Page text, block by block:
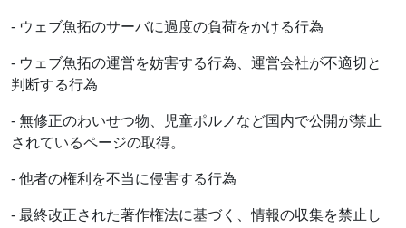
- ウェブ魚拓のサーバに過度の負荷をかける行為
- ウェブ魚拓の運営を妨害する行為、運営会社が不適切と
判断する行為
- 無修正のわいせつ物、児童ポルノなど国内で公開が禁止
されているページの取得。
- 他者の権利を不当に侵害する行為
- 最終改正された著作権法に基づく、情報の収集を禁止し